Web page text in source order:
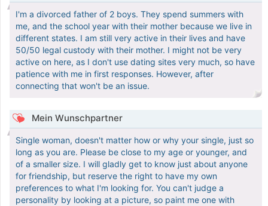
I'm a divorced father of 2 boys. They spend summers with
me, and the school year with their mother because we live in
different states. I am still very active in their lives and have
50/50 legal custody with their mother. I might not be very
active on here, as I don't use dating sites very much, so have
patience with me in first responses. However, after
connecting that won't be an issue.
Mein Wunschpartner
Single woman, doesn't matter how or why your single, just so
long as you are. Please be close to my age or younger, and
of a smaller size. I will gladly get to know just about anyone
for friendship, but reserve the right to have my own
preferences to what I'm looking for. You can't judge a
personality by looking at a picture, so paint me one with